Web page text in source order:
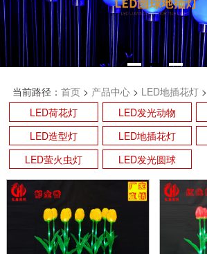
当前路径： 首页> 产品中心> LED地插花灯>
LED荷花灯
LED发光动物
LED造型灯
LED地插花灯
LED萤火虫灯
LED发光圆球